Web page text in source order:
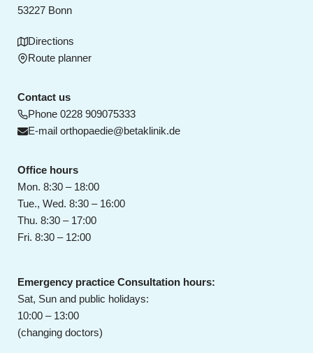
53227 Bonn
Directions
Route planner
Contact us
Phone 0228 909075333
E-mail orthopaedie@betaklinik.de
Office hours
Mon. 8:30 – 18:00
Tue., Wed. 8:30 – 16:00
Thu. 8:30 – 17:00
Fri. 8:30 – 12:00
Emergency practice Consultation hours:
Sat, Sun and public holidays:
10:00 – 13:00
(changing doctors)